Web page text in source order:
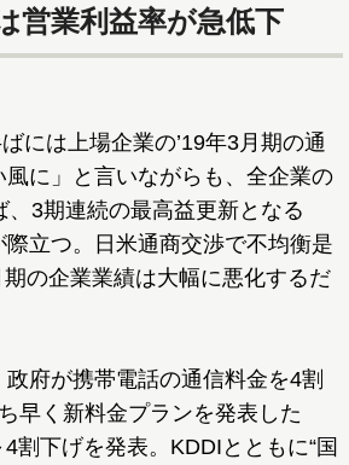
営業利益率が急低下
には上場企業の’19年3月期の通
に」と言いながらも、全企業の
3期連続の最高益更新となる
立つ。日米通商交渉で不均衡是
の企業業績は大幅に悪化するだ
府が携帯電話の通信料金を4割
早く新料金プランを発表した
割下げを発表。KDDIとともに“国